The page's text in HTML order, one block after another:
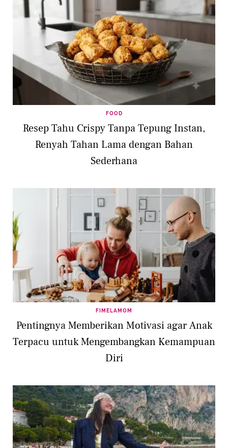
FOOD
Resep Tahu Crispy Tanpa Tepung Instan,
Renyah Tahan Lama dengan Bahan
Sederhana
FIMELAMOM
Pentingnya Memberikan Motivasi agar Anak
Terpacu untuk Mengembangkan Kemampuan
Diri